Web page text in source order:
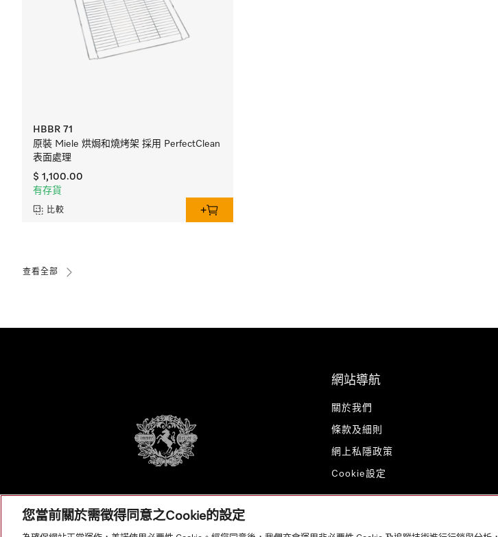
HBBR 71
原裝 Miele 烘焗和燒烤架 採用 PerfectClean
表面處理
$ 1,100.00
有存貨
比較
查看全部
網站導航
關於我們
條款及細則
網上私隱政策
Cookie設定
您當前關於需徵得同意之Cookie的設定